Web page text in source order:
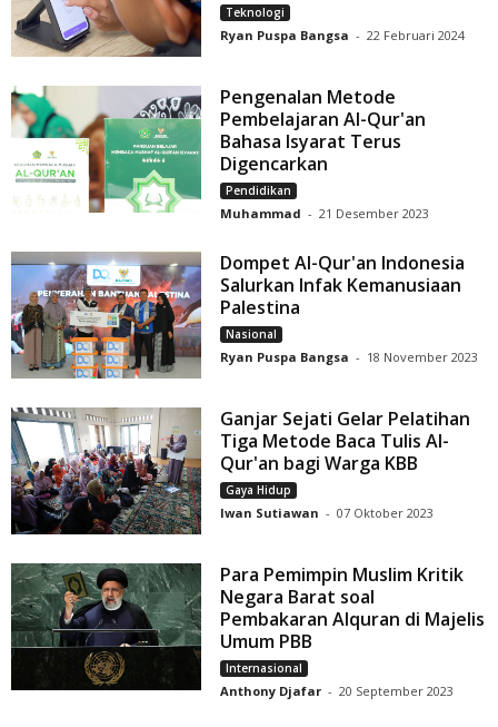
Teknologi
Ryan Puspa Bangsa - 22 Februari 2024
Pengenalan Metode
Pembelajaran Al-Qur'an
Bahasa Isyarat Terus
Digencarkan
Pendidikan
Muhammad - 21 Desember 2023
Dompet Al-Qur'an Indonesia
Salurkan Infak Kemanusiaan
Palestina
Nasional
Ryan Puspa Bangsa - 18 November 2023
Ganjar Sejati Gelar Pelatihan
Tiga Metode Baca Tulis Al-
Qur'an bagi Warga KBB
Gaya Hidup
Iwan Sutiawan - 07 Oktober 2023
Para Pemimpin Muslim Kritik
Negara Barat soal
Pembakaran Alquran di Majelis
Umum PBB
Internasional
Anthony Djafar - 20 September 2023